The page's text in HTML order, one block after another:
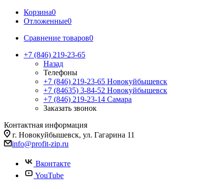
Корзина0
Отложенные0
Сравнение товаров0
+7 (846) 219-23-65
Назад
Телефоны
+7 (846) 219-23-65 Новокуйбышевск
+7 (84635) 3-84-52 Новокуйбышевск
+7 (846) 219-23-14 Самара
Заказать звонок
Контактная информация
г. Новокуйбышевск, ул. Гагарина 11
info@profit-zip.ru
Вконтакте
YouTube